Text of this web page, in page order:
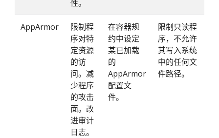
性。
AppArmor
限制程
序对特
定资源
的访
问。减
少程序
的攻击
面。改
进审计
日志。
在容器规
约中设定
某已加载
的
AppArmor
配置文
件。
限制只读程
序，不允许
其写入系统
中的任何文
件路径。